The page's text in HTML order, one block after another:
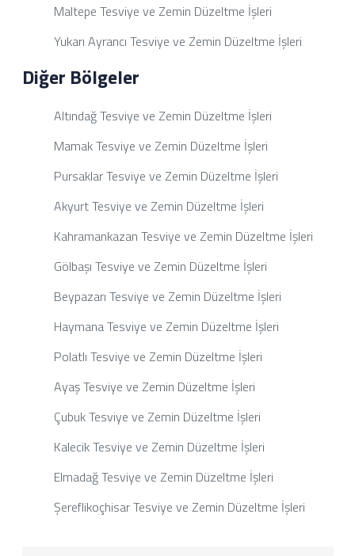
Maltepe Tesviye ve Zemin Düzeltme İşleri
Yukarı Ayrancı Tesviye ve Zemin Düzeltme İşleri
Diğer Bölgeler
Altındağ Tesviye ve Zemin Düzeltme İşleri
Mamak Tesviye ve Zemin Düzeltme İşleri
Pursaklar Tesviye ve Zemin Düzeltme İşleri
Akyurt Tesviye ve Zemin Düzeltme İşleri
Kahramankazan Tesviye ve Zemin Düzeltme İşleri
Gölbaşı Tesviye ve Zemin Düzeltme İşleri
Beypazarı Tesviye ve Zemin Düzeltme İşleri
Haymana Tesviye ve Zemin Düzeltme İşleri
Polatlı Tesviye ve Zemin Düzeltme İşleri
Ayaş Tesviye ve Zemin Düzeltme İşleri
Çubuk Tesviye ve Zemin Düzeltme İşleri
Kalecik Tesviye ve Zemin Düzeltme İşleri
Elmadağ Tesviye ve Zemin Düzeltme İşleri
Şereflikoçhisar Tesviye ve Zemin Düzeltme İşleri